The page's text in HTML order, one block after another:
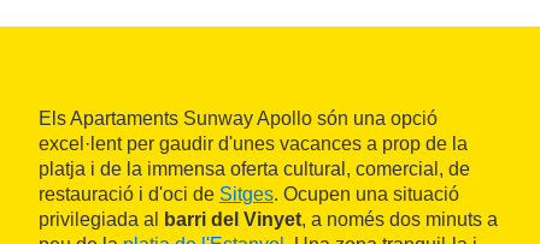
Els Apartaments Sunway Apollo són una opció
excel·lent per gaudir d'unes vacances a prop de la
platja i de la immensa oferta cultural, comercial, de
restauració i d'oci de Sitges. Ocupen una situació
privilegiada al
barri del Vinyet, a només dos minuts a